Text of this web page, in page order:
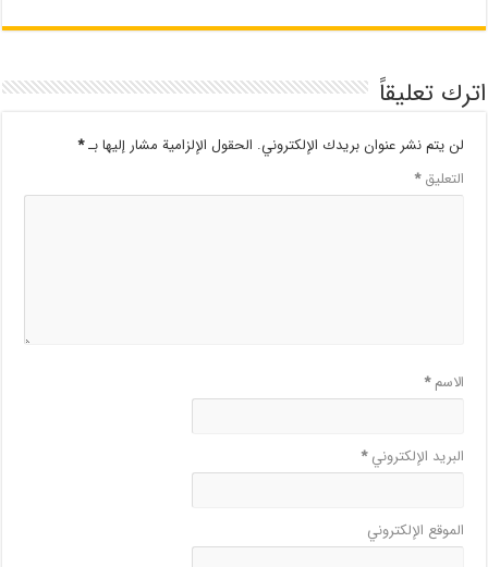
اترك تعليقاً
لن يتم نشر عنوان بريدك الإلكتروني. الحقول الإلزامية مشار إليها بـ*
التعليق*
الاسم*
البريد الإلكتروني*
الموقع الإلكتروني